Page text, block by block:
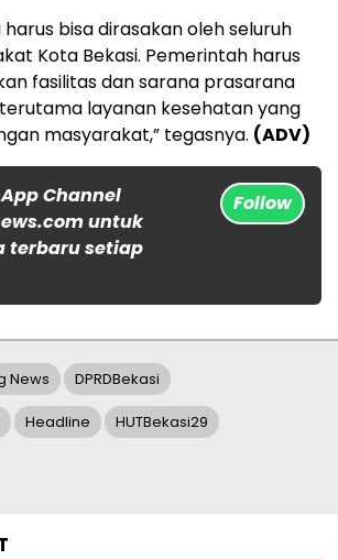
harus bisa dirasakan oleh seluruh
Kota Bekasi. Pemerintah harus
fasilitas dan sarana prasarana
layanan kesehatan yang
masyarakat,” tegasnya. (ADV)
Channel
untuk
terbaru setiap
Follow
News DPRDBekasi
Headline HUTBekasi29